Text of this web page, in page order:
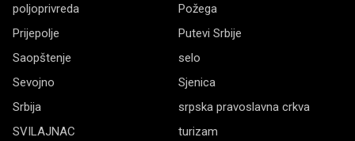
poljoprivreda
Požega
Prijepolje
Putevi Srbije
Saopštenje
selo
Sevojno
Sjenica
Srbija
srpska pravoslavna crkva
SVILAJNAC
turizam